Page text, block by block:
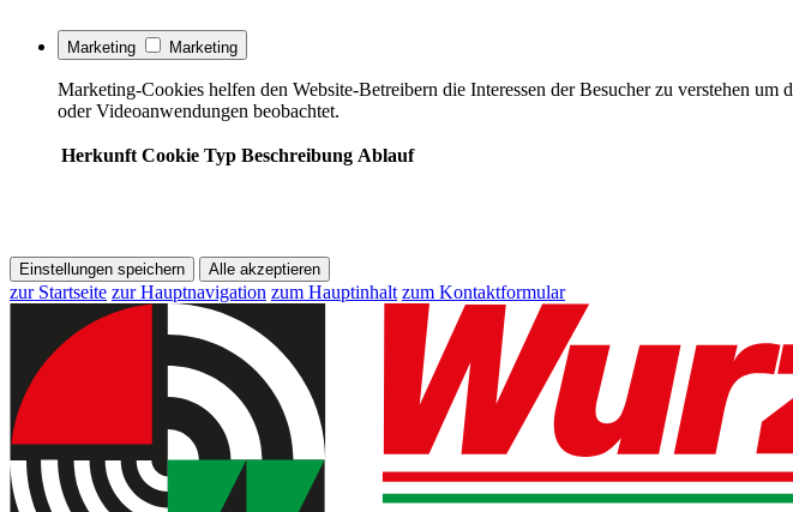
Marketing Marketing
Marketing-Cookies helfen den Website-Betreibern die Interessen der Besucher zu verstehen
oder Videoanwendungen beobachtet.
Herkunft Cookie Typ Beschreibung Ablauf
Einstellungen speichern Alle akzeptieren
zur Startseite zur Hauptnavigation zum Hauptinhalt zum Kontaktformular